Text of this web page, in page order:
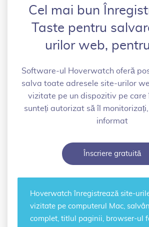
Cel mai bun
Taste pentru
urilor web,
Software-ul Hoverwatch oferă
salva toate adresele site-urilor
vizitate pe un dispozitiv pe care
sunteți autorizat să îl
informat
Înscriere gratuită
Hoverwatchînregistrează site-
vizitate pe computerul Mac,
complet, titlul paginii, browser-ul